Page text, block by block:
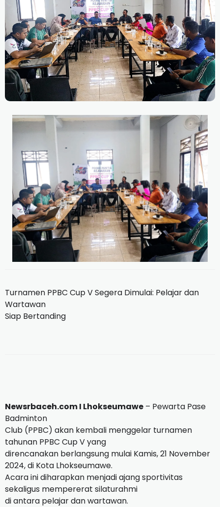
Turnamen PPBC Cup V Segera Dimulai: Pelajar dan
Wartawan
Siap Bertanding
Newsrbaceh.com I Lhokseumawe – Pewarta Pase
Badminton
Club (PPBC) akan kembali menggelar turnamen
tahunan PPBC Cup V yang
direncanakan berlangsung mulai Kamis, 21 November
2024, di Kota Lhokseumawe.
Acara ini diharapkan menjadi ajang sportivitas
sekaligus mempererat silaturahmi
di antara pelajar dan wartawan.